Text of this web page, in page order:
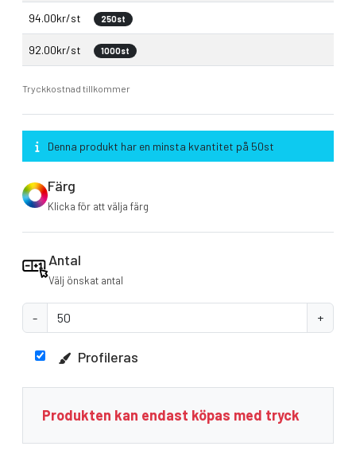
94.00kr/st 250st
92.00kr/st 1000st
Tryckkostnad tillkommer
Denna produkt har en minsta kvantitet på 50st
Färg
Klicka för att välja färg
Antal
Välj önskat antal
- +
Profileras
Produkten kan endast köpas med tryck